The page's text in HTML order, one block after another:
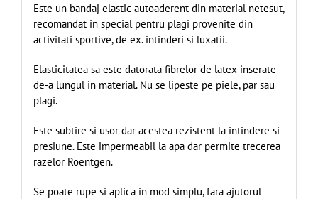
Este un bandaj elastic autoaderent din material netesut,
recomandat in special pentru plagi provenite din
activitati sportive, de ex. intinderi si luxatii.
Elasticitatea sa este datorata fibrelor de latex inserate
de-a lungul in material. Nu se lipeste pe piele, par sau
plagi.
Este subtire si usor dar acestea rezistent la intindere si
presiune. Este impermeabil la apa dar permite trecerea
razelor Roentgen.
Se poate rupe si aplica in mod simplu, fara ajutorul